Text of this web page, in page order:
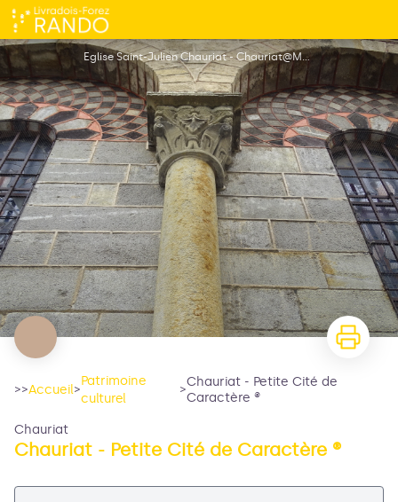
Chauriat - Petite Cité de Caractère ®
Eglise Saint-Julien Chauriat - Chauriat@MDT Livradois-Forez
>>Accueil>
Patrimoine
culturel
>
Chauriat - Petite Cité de
Caractère ®
Chauriat
Chauriat - Petite Cité de Caractère ®